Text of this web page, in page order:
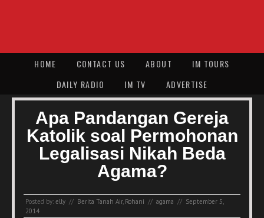
HOME CONTACT US ABOUT
IM TOURS
DAILY RADIO
IM TV ADVERTISE
Apa Pandangan Gereja
Katolik soal Permohonan
Legalisasi Nikah Beda
Agama?
Posted by: elly // Berita Tanah Air, Rohani // agama // September 5,
2014